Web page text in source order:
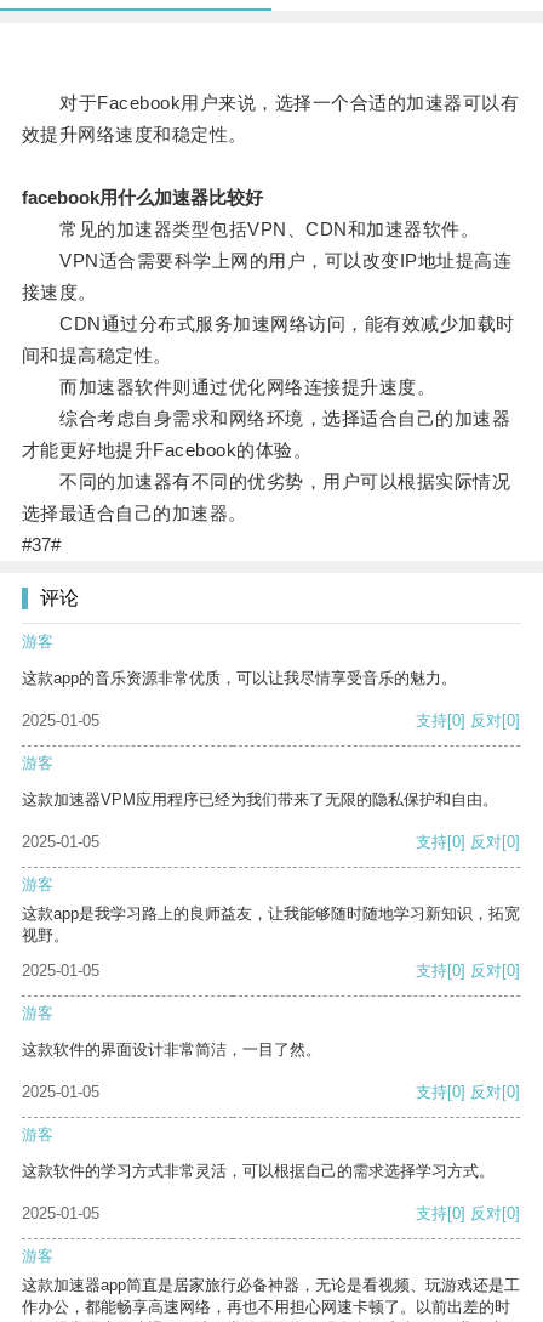
对于Facebook用户来说，选择一个合适的加速器可以有
效提升网络速度和稳定性。
facebook用什么加速器比较好
常见的加速器类型包括VPN、CDN和加速器软件。
VPN适合需要科学上网的用户，可以改变IP地址提高连
接速度。
CDN通过分布式服务加速网络访问，能有效减少加载时
间和提高稳定性。
而加速器软件则通过优化网络连接提升速度。
综合考虑自身需求和网络环境，选择适合自己的加速器
才能更好地提升Facebook的体验。
不同的加速器有不同的优劣势，用户可以根据实际情况
选择最适合自己的加速器。
#37#
评论
游客
这款app的音乐资源非常优质，可以让我尽情享受音乐的魅力。
2025-01-05 支持[0] 反对[0]
游客
这款加速器VPM应用程序已经为我们带来了无限的隐私保护和自由。
2025-01-05 支持[0] 反对[0]
游客
这款app是我学习路上的良师益友，让我能够随时随地学习新知识，拓宽
视野。
2025-01-05
支持[0] 反对[0]
游客
这款软件的界面设计非常简洁，一目了然。
2025-01-05 支持[0] 反对[0]
游客
这款软件的学习方式非常灵活，可以根据自己的需求选择学习方式。
2025-01-05 支持[0] 反对[0]
游客
这款加速器app简直是居家旅行必备神器，无论是看视频、玩游戏还是工
作办公，都能畅享高速网络，再也不用担心网速卡顿了。以前出差的时